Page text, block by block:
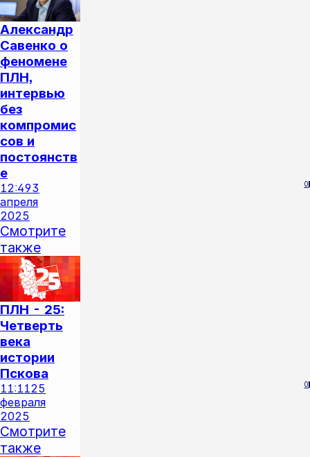
Александр
Савенко о
феномене
ПЛН,
интервью
без
компромис
сов и
постоянств
е
12:493
апреля
2025
0
Смотрите
также
ПЛН - 25:
Четверть
века
истории
Пскова
11:1125
февраля
2025
0
Смотрите
также